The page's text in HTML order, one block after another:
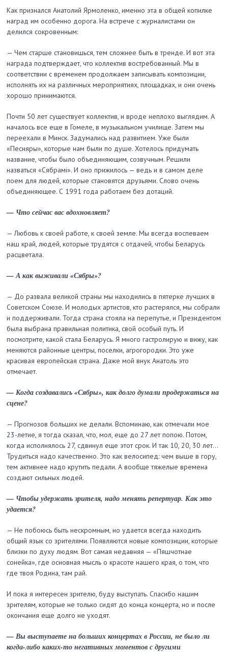
Как признался Анатолий Ярмоленко, именно эта в общей копилке
наград им особенно дорога.На встрече с журналистамион
делился сокровенным:
— Чем старше становишься, тем сложнее быть в тренде. И вот эта
награда подтверждает, что коллектив востребованный. Мы в
соответствии с временем продолжаем записывать композиции,
исполнять их на различных мероприятиях, площадках, и они очень
хорошо принимаются.
Почти 50 лет существует коллектив, и вроде неплохо выглядим. А
началось все еще в Гомеле, в музыкальном училище. Затем мы
переехали в Минск. Задумались над развитием. Уже были
«Песняры», которые нам были по душе. Хотелось придумать
название, чтобы было объединяющим, созвучным. Решили
назваться «Сябрамi». И оно прижилось — ведь и в самом деле
поем для людей, которые становятся друзьями. Слово очень
объединяющее. С 1991 года работаем без дотаций.
— Что сейчас вас вдохновляет?
— Любовь к своей работе, к своей земле. Мы всегда воспеваем
наш край, людей, которые трудятся с отдачей, чтобы Беларусь
расцветала.
— А как выживали «Сябры»?
— До развала великой страны мы находились в пятерке лучших в
Советском Союзе. И молодых артистов, кто растерялся, мы собрали
и поддерживали. Тогда страна стояла на перепутье, и Президентом
была выбрана правильная политика, свой особый путь. И
посмотрите, какой стала Беларусь. Я много гастролирую и вижу, как
меняются районные центры, поселки, агрогородки. Это уже
красивая европейская страна. Даже мой внук Анатоль это
отмечает.
— Когда создавались «Сябры», как долго думали продержаться на
сцене?
— Прогнозов больших не делали. Вспоминаю, как отмечали мое
23-летие, я тогда сказал, что, мол, еще до 27 лет попою. Потом,
когда исполнялось 27, сдвинул еще этот срок. И так 10, 20, 30 лет…
Трудиться надо качественно. Это как велосипед: чем выше в гору,
тем активнее надо крутить педали. А вообще тяжелые времена
создают сильных людей.
— Чтобы удержать зрителя, надо менять репертуар. Как это
удается?
— Не побоюсь быть нескромным, но удается всегда находить
общий язык со зрителями. Появляются новые композиции, которые
близки по духу людям. Вот самая недавняя — «Пяшчотнае
сонейка», где основная мысль о красоте нашего края, о том, что
где твоя Родина, там рай.
И пока я интересен зрителю, буду выступать. Спасибо нашим
зрителям, которые не только сидят до конца концерта, но и после
окончания еще долго не уходят.
— Вы выступаете на больших концертах в России, не было ли
когда-либо каких-то негативных моментов с другими